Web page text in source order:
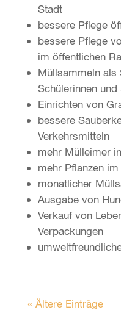
Stadt
bessere Pflege
bessere Pflege
im öffentlichen
Müllsammeln als
Schülerinnen und
Einrichten von
bessere
Verkehrsmitteln
mehr Mülleimer
mehr Pflanzen
monatlicher
Ausgabe von
Verkauf von
Verpackungen
« Ältere Einträge